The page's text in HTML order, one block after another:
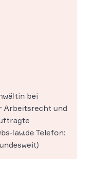
bei
Arbeitsrecht und
law.de Telefon: